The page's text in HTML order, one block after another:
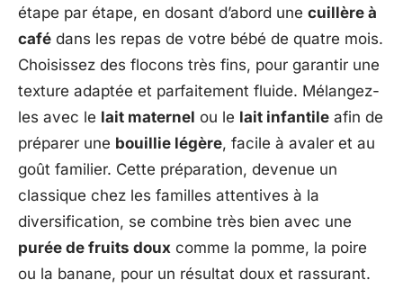
étape par étape, en dosant d’abord une cuillère à
café dans les repas de votre bébé de quatre mois.
Choisissez des flocons très fins, pour garantir une
texture adaptée et parfaitement fluide. Mélangez-
les avec le lait maternel ou le lait infantile afin de
préparer une bouillie légère, facile à avaler et au
goût familier. Cette préparation, devenue un
classique chez les familles attentives à la
diversification, se combine très bien avec une
purée de fruits doux comme la pomme, la poire
ou la banane, pour un résultat doux et rassurant.